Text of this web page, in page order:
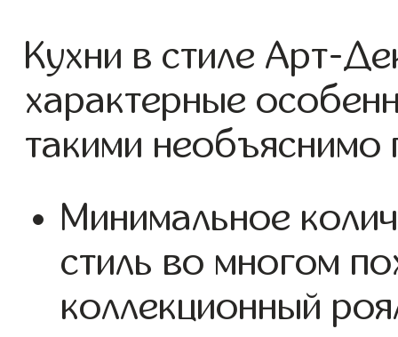
Кухни в стиле Арт-
характерные
такими необъяснимо
Минимальное
стиль во многом
коллекционный